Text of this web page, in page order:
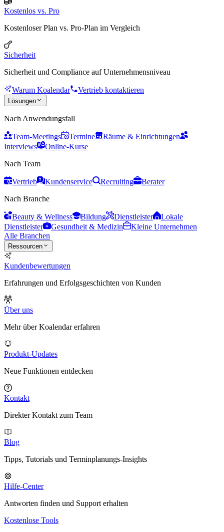
Kostenlos vs. Pro
Kostenloser Plan vs. Pro-Plan im Vergleich
Sicherheit
Sicherheit und Compliance auf Unternehmensniveau
Warum Koalendar Vertrieb kontaktieren
Lösungen
Nach Anwendungsfall
Team-Meetings Termine
Räume & Einrichtungen
Interviews
Online-Kurse
Nach Team
Vertrieb Kundenservice Recruiting
Berater
Nach Branche
Beauty & Wellness Bildung Dienstleister
Lokale
Dienstleister
Gesundheit & Medizin
Kleine Unternehmen
Alle Branchen
Ressourcen
Kundenbewertungen
Erfahrungen und Erfolgsgeschichten von Kunden
Über uns
Mehr über Koalendar erfahren
Produkt-Updates
Neue Funktionen entdecken
Kontakt
Direkter Kontakt zum Team
Blog
Tipps, Tutorials und Terminplanungs-Insights
Hilfe-Center
Antworten finden und Support erhalten
Kostenlose Tools